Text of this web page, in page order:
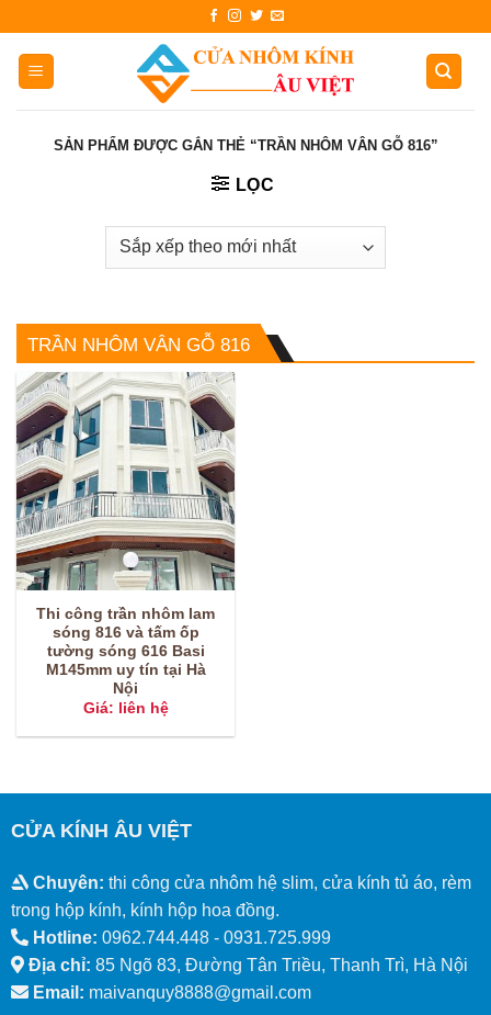
content
SẢN PHẨM ĐƯỢC GẮN THẺ “TRẦN NHÔM VÂN GỖ 816”
LỌC
TRẦN NHÔM VÂN GỖ 816
Thi công trần nhôm lam
sóng 816 và tấm ốp
tường sóng 616 Basi
M145mm uy tín tại Hà
Nội
Giá: liên hệ
CỬA KÍNH ÂU VIỆT
Chuyên: thi công cửa nhôm hệ slim, cửa kính tủ áo, rèm
trong hộp kính, kính hộp hoa đồng.
Hotline: 0962.744.448 - 0931.725.999
Địa chỉ: 85 Ngõ 83, Đường Tân Triều, Thanh Trì, Hà Nội
Email: maivanquy8888@gmail.com